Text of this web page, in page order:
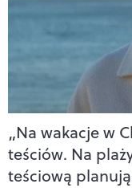
„Na wakacje w
teściów. Na
teściową